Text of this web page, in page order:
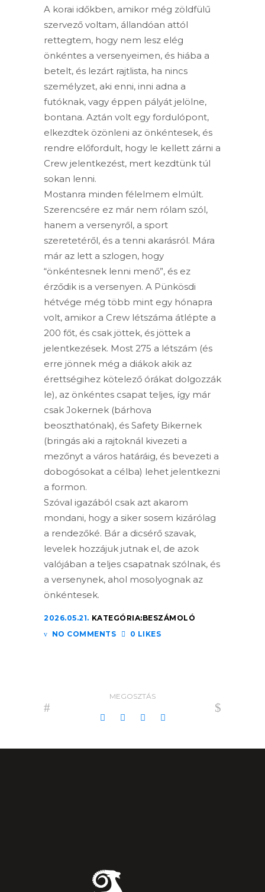
A korai időkben, amikor még zöldfülű
szervező voltam, állandóan attól
rettegtem, hogy nem lesz elég
önkéntes a versenyeimen, és hiába a
betelt, és lezárt rajtlista, ha nincs
személyzet, aki enni, inni adna a
futóknak, vagy éppen pályát jelölne,
bontana. Aztán volt egy fordulópont,
elkezdtek özönleni az önkéntesek, és
rendre előfordult, hogy le kellett zárni a
Crew jelentkezést, mert kezdtünk túl
sokan lenni.
Mostanra minden félelmem elmúlt.
Szerencsére ez már nem rólam szól,
hanem a versenyről, a sport
szeretetéről, és a tenni akarásról. Mára
már az lett a szlogen, hogy
“önkéntesnek lenni menő”, és ez
érződik is a versenyen. A Pünkösdi
hétvége még több mint egy hónapra
volt, amikor a Crew létszáma átlépte a
200 főt, és csak jöttek, és jöttek a
jelentkezések. Most 275 a létszám (és
erre jönnek még a diákok akik az
érettségihez kötelező órákat dolgozzák
le), az önkéntes csapat teljes, így már
csak Jokernek (bárhova
beoszthatónak), és Safety Bikernek
(bringás aki a rajtoknál kivezeti a
mezőnyt a város határáig, és bevezeti a
dobogósokat a célba) lehet jelentkezni
a formon.
Szóval igazából csak azt akarom
mondani, hogy a siker sosem kizárólag
a rendezőké. Bár a dicsérő szavak,
levelek hozzájuk jutnak el, de azok
valójában a teljes csapatnak szólnak, és
a versenynek, ahol mosolyognak az
önkéntesek.
2026.05.21. KATEGÓRIA:BESZÁMOLÓ
NO COMMENTS
0 LIKES
MEGOSZTÁS